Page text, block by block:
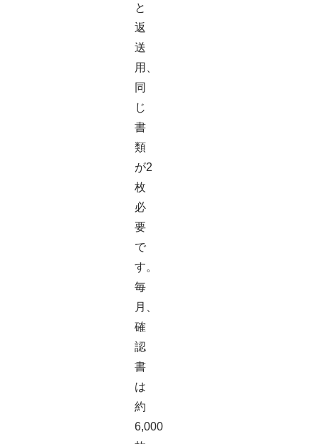
と
返
送
用、
同
じ
書
類
が2
枚
必
要
で
す。
毎
月、
確
認
書
は
約
6,000